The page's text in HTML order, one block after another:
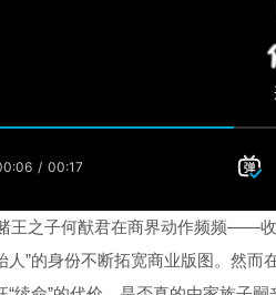
王之子何猷君在商界动作频频——
人”的身份不断拓宽商业版图。然